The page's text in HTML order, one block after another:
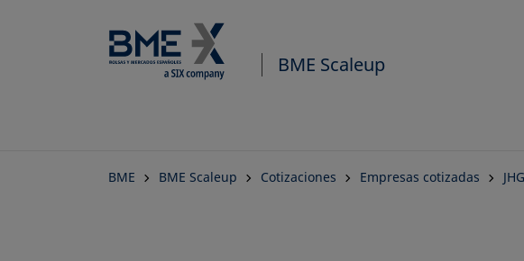
BME Scaleup
BME BME Scaleup Cotizaciones Empresas cotizadas